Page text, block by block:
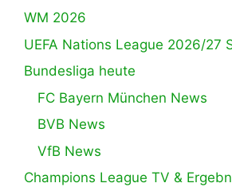
WM 2026
UEFA Nations League 2026/27
Bundesliga heute
FC Bayern München News
BVB News
VfB News
Champions League TV &